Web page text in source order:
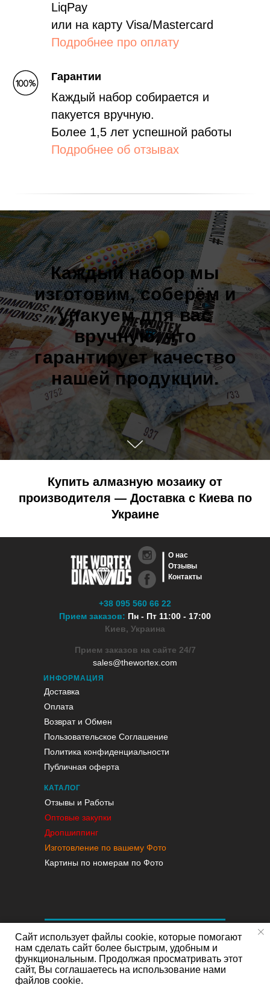
LiqPay
или на карту Visa/Mastercard
Подробнее про оплату
Гарантии
Каждый набор собирается и
пакуется вручную.
Более 1,5 лет успешной работы
Подробнее об отзывах
Каждый набор мы
изготовим, соберём и
упакуем для вас
вручную, что
гарантирует качество
нашей продукции.
Купить алмазную мозаику от
производителя — Доставка с Киева по
Украине
ИНФОРМАЦИЯ
Доставка
Оплата
Возврат и Обмен
Пользовательское Соглашение
Политика конфиденциальности
Публичная оферта
КАТАЛОГ
Отзывы и Работы
Оптовые закупки
Дропшиппинг
Изготовление по вашему Фото
Картины по номерам по Фото
+38 095 560 66 22
Прием заказов: Пн - Пт 11:00 - 17:00
Киев, Украина
Прием заказов на сайте 24/7
sales@thewortex.com
О нас
Отзывы
Контакты
Сайт использует файлы cookie, которые помогают
нам сделать сайт более быстрым, удобным и
функциональным. Продолжая просматривать этот
сайт, Вы соглашаетесь на использование нами
файлов cookie.